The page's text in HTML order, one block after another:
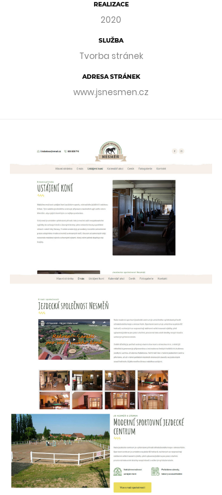
REALIZACE
2020
SLUŽBA
Tvorba stránek
ADRESA STRÁNEK
www.jsnesmen.cz